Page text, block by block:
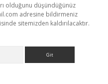
olduğunu düşündüğünüz
adresine bildirmeniz
sitemizden kaldırılacaktır.